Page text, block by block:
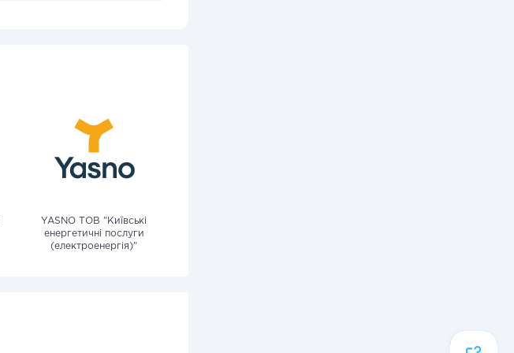
YASNO ТОВ "Київські
енергетичні послуги
(електроенергія)"